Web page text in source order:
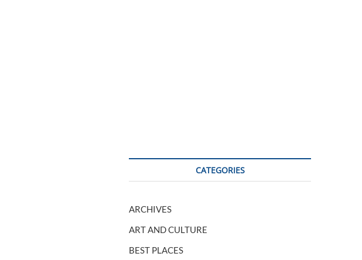
CATEGORIES
ARCHIVES
ART AND CULTURE
BEST PLACES